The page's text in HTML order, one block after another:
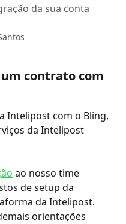
da sua conta
um contrato com
Intelipost com o Bling,
da Intelipost
ao nosso time
de setup da
da Intelipost.
orientações